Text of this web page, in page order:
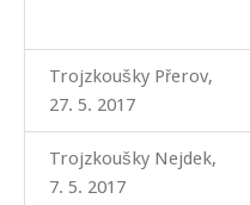
Trojzkoušky Přerov,
27. 5. 2017
Trojzkoušky Nejdek,
7. 5. 2017